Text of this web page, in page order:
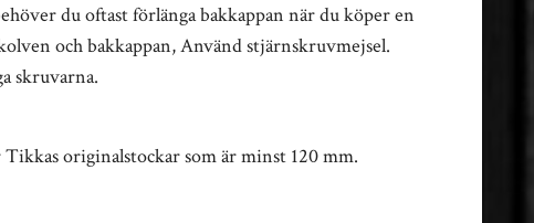
du oftast förlänga bakkappan när du köper en
och bakkappan, Använd stjärnskruvmejsel.
skruvarna.
originalstockar som är minst 120 mm.